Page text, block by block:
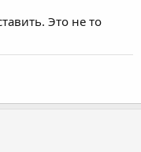
Это не то